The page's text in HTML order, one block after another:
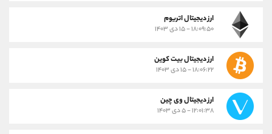
ارز دیجیتال اتریوم
۱۸:۰۹:۵۰ - ۱۵ دی ۱۴۰۳
ارز دیجیتال بیت کوین
۱۸:۰۶:۲۲ - ۱۵ دی ۱۴۰۳
ارز دیجیتال وی چین
۱۲:۰۱:۳۸ - ۵ دی ۱۴۰۳